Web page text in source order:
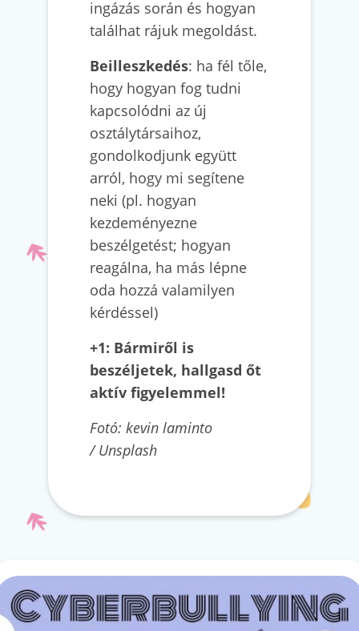
ingázás során és hogyan
találhat rájuk megoldást.
Beilleszkedés: ha fél tőle,
hogy hogyan fog tudni
kapcsolódni az új
osztálytársaihoz,
gondolkodjunk együtt
arról, hogy mi segítene
neki (pl. hogyan
kezdeményezne
beszélgetést; hogyan
reagálna, ha más lépne
oda hozzá valamilyen
kérdéssel)
+1: Bármiről is
beszéljetek, hallgasd őt
aktív figyelemmel!
Fotó: kevin laminto
/ Unsplash